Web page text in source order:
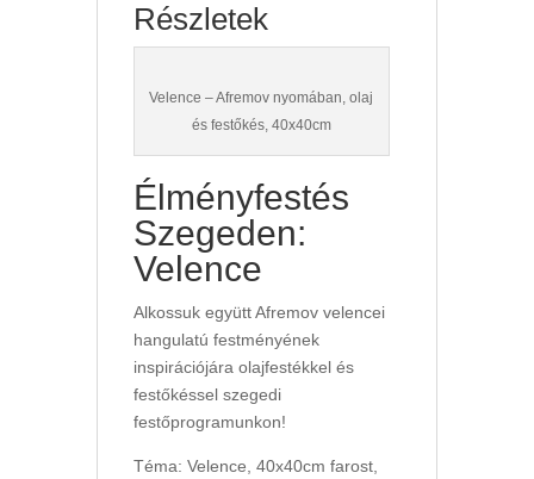
Részletek
Velence – Afremov nyomában, olaj
és festőkés, 40x40cm
Élményfestés
Szegeden:
Velence
Alkossuk együtt Afremov velencei
hangulatú festményének
inspirációjára olajfestékkel és
festőkéssel szegedi
festőprogramunkon!
Téma: Velence, 40x40cm farost,